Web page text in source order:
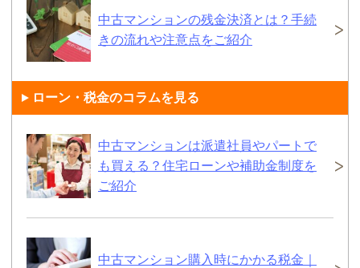
中古マンションの残金決済とは？手続
きの流れや注意点をご紹介
ローン・税金のコラムを見る
中古マンションは派遣社員やパートで
も買える？住宅ローンや補助金制度を
ご紹介
中古マンション購入時にかかる税金｜